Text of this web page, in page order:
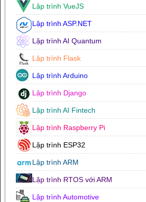
Lập trình VueJS
Lập trình ASP.NET
Lập trình AI Quantum
Lập trình Flask
Lập trình Arduino
Lập trình Django
Lập trình AI Fintech
Lập trình Raspberry Pi
Lập trình ESP32
Lập trình ARM
Lập trình RTOS với ARM
Lập trình Automotive